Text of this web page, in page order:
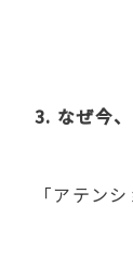
3. なぜ今
「アテン